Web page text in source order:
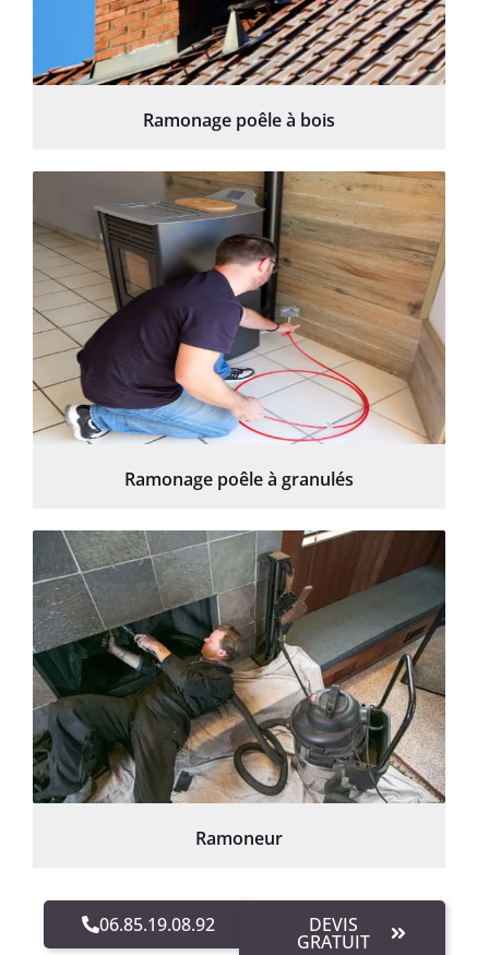
Ramonage poêle à bois
Ramonage poêle à granulés
Ramoneur
06.85.19.08.92 DEVIS
GRATUIT